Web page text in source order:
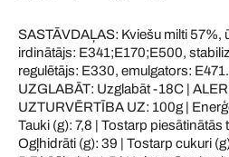
SASTĀVDAĻAS: Kviešu milti 57%,
irdinātājs: E341;E170;E500,
regulētājs: E330, emulgators:
UZGLABĀT: Uzglabāt -18C |
UZTURVĒRTĪBA UZ: 100g |
Tauki (g): 7,8 | Tostarp piesātinātās
Ogļhidrāti (g): 39 | Tostarp cukuri